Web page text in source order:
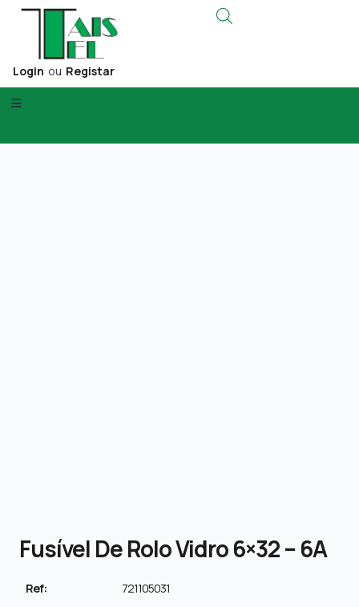
Login ou Registar
Fusível De Rolo Vidro 6×32 – 6A
Ref: 721105031